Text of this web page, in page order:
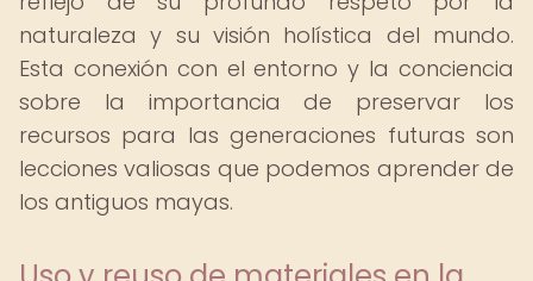
naturaleza y su visión holística del mundo.
Esta conexión con el entorno y la conciencia
sobre la importancia de preservar los
recursos para las generaciones futuras son
lecciones valiosas que podemos aprender de
los antiguos mayas.